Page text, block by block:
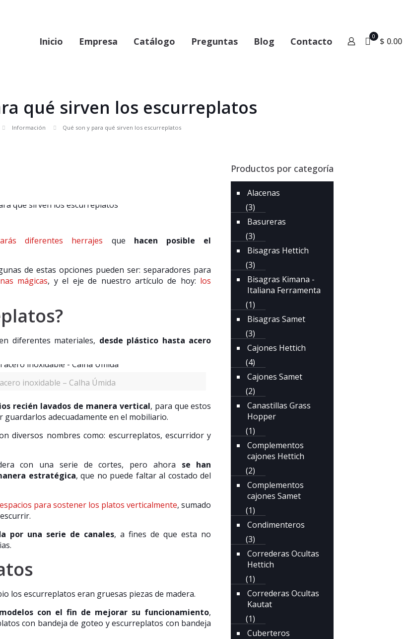
Inicio Empresa Catálogo Preguntas Blog Contacto 0 $ 0.00
qué sirven los escurreplatos
Información Qué son y para qué sirven los escurreplatos
diferentes herrajes que hacen posible el
de estas opciones pueden ser: separadores para
mágicas, y el eje de nuestro artículo de hoy: los
diferentes materiales, desde plástico hasta acero
inoxidable – Calha Úmida
recién lavados de manera vertical, para que estos
adecuadamente en el mobiliario.
diversos nombres como: escurreplatos, escurridor y
con una serie de cortes, pero ahora se han
estratégica, que no puede faltar al costado del
para sostener los platos verticalmente, sumado
por una serie de canales, a fines de que esta no
los escurreplatos eran gruesas piezas de madera.
con el fin de mejorar su funcionamiento,
con bandeja de goteo y escurreplatos con bandeja
Productos por categoría
Alacenas
(3)
Basureras
(3)
Bisagras Hettich
(3)
Bisagras Kimana -
Italiana Ferramenta
(1)
Bisagras Samet
(3)
Cajones Hettich
(4)
Cajones Samet
(2)
Canastillas Grass
Hopper
(1)
Complementos
cajones Hettich
(2)
Complementos
cajones Samet
(1)
Condimenteros
(3)
Correderas Ocultas
Hettich
(1)
Correderas Ocultas
Kautat
(1)
Cuberteros